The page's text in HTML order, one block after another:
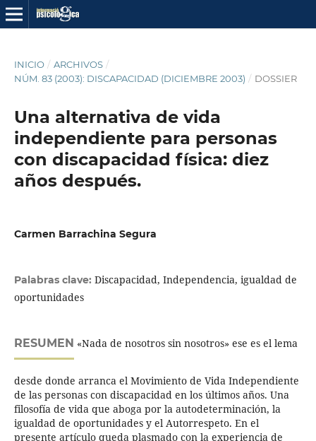
INICIO / ARCHIVOS /
NÚM. 83 (2003): DISCAPACIDAD (DICIEMBRE 2003) / DOSSIER
Una alternativa de vida
independiente para personas
con discapacidad física: diez
años después.
Carmen Barrachina Segura
Palabras clave: Discapacidad, Independencia, igualdad de
oportunidades
RESUMEN «Nada de nosotros sin nosotros» ese es el lema
desde donde arranca el Movimiento de Vida Independiente
de las personas con discapacidad en los últimos años. Una
filosofía de vida que aboga por la autodeterminación, la
igualdad de oportunidades y el Autorrespeto. En el
presente artículo queda plasmado con la experiencia de